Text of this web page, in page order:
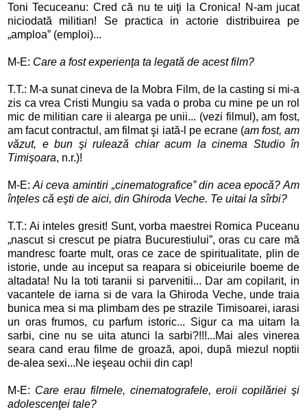
Toni Tecuceanu: Cred că nu te uiţi la Cronica! N-am jucat
niciodată militian! Se practica in actorie distribuirea pe
„amploa” (emploi)...
M-E: Care a fost experienţa ta legată de acest film?
T.T.: M-a sunat cineva de la Mobra Film, de la casting si mi-a
zis ca vrea Cristi Mungiu sa vada o proba cu mine pe un rol
mic de militian care ii alearga pe unii... (vezi filmul), am fost,
am facut contractul, am filmat şi iată-l pe ecrane (am fost, am
văzut, e bun şi rulează chiar acum la cinema Studio în
Timişoara, n.r.)!
M-E: Ai ceva amintiri „cinematografice” din acea epocă? Am
înţeles că eşti de aici, din Ghiroda Veche. Te uitai la sîrbi?
T.T.: Ai inteles gresit! Sunt, vorba maestrei Romica Puceanu
„nascut si crescut pe piatra Bucurestiului”, oras cu care mă
mandresc foarte mult, oras ce zace de spiritualitate, plin de
istorie, unde au inceput sa reapara si obiceiurile boeme de
altadata! Nu la toti taranii si parvenitii... Dar am copilarit, in
vacantele de iarna si de vara la Ghiroda Veche, unde traia
bunica mea si ma plimbam des pe strazile Timisoarei, iarasi
un oras frumos, cu parfum istoric... Sigur ca ma uitam la
sarbi, cine nu se uita atunci la sarbi?!!!...Mai ales vinerea
seara cand erau filme de groază, apoi, după miezul noptii
de-alea sexi...Ne ieşeau ochii din cap!
M-E: Care erau filmele, cinematografele, eroii copilăriei şi
adolescenţei tale?